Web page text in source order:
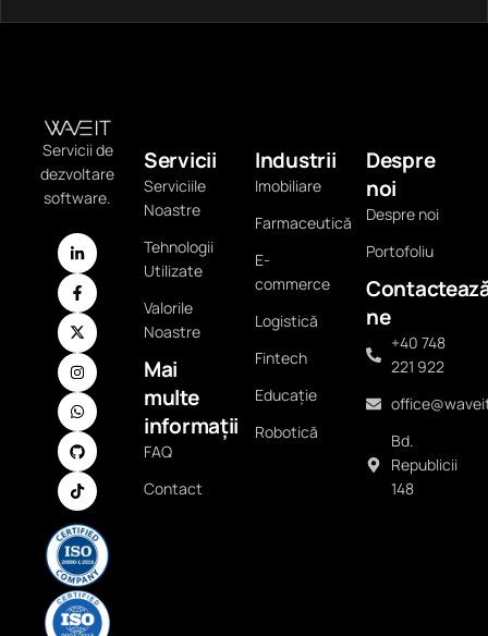
Servicii de
dezvoltare
software.
Servicii
Serviciile
Noastre
Tehnologii
Utilizate
Valorile
Noastre
Mai
multe
informații
FAQ
Contact
Industrii
Imobiliare
Farmaceutică
E-
commerce
Logistică
Fintech
Educație
Robotică
Despre
noi
Despre noi
Portofoliu
ne
+40 748
221 922
Bd.
Republicii
148